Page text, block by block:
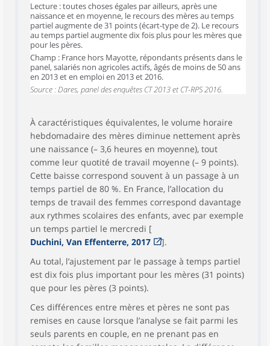
Lecture : toutes choses égales par ailleurs, après une
naissance et en moyenne, le recours des mères au temps
partiel augmente de 31 points (écart-type de 2). Le recours
au temps partiel augmente dix fois plus pour les mères que
pour les pères.
Champ : France hors Mayotte, répondants présents dans le
panel, salariés non agricoles actifs, âgés de moins de 50 ans
en 2013 et en emploi en 2013 et 2016.
Source : Dares, panel des enquêtes CT 2013 et CT-RPS 2016.
À caractéristiques équivalentes, le volume horaire
hebdomadaire des mères diminue nettement après
une naissance (– 3,6 heures en moyenne), tout
comme leur quotité de travail moyenne (– 9 points).
Cette baisse correspond souvent à un passage à un
temps partiel de 80 %. En France, l’allocation du
temps de travail des femmes correspond davantage
aux rythmes scolaires des enfants, avec par exemple
un temps partiel le mercredi [
Duchini, Van Effenterre, 2017
].
Au total, l’ajustement par le passage à temps partiel
est dix fois plus important pour les mères (31 points)
que pour les pères (3 points).
Ces différences entre mères et pères ne sont pas
remises en cause lorsque l’analyse se fait parmi les
seuls parents en couple, en ne prenant pas en